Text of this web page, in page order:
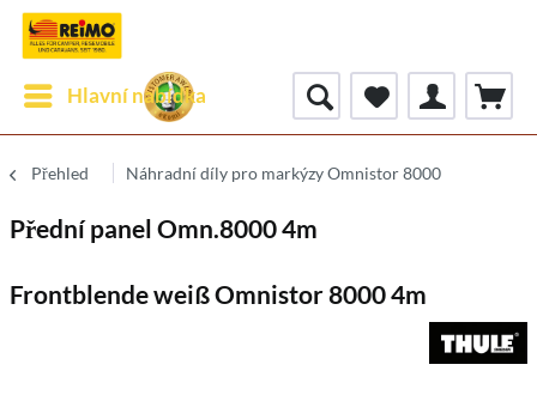
Hlavní nabídka
Přehled Náhradní díly pro markýzy Omnistor 8000
Přední panel Omn.8000 4m
Frontblende weiß Omnistor 8000 4m